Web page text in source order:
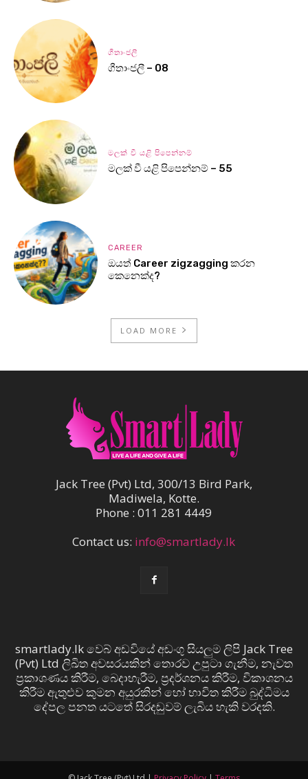
ගීතාංජලී
ගීතාංජලී – 08
මලක් වී යළි පිපෙන්නම්
මලක් වී යළි පිපෙන්නම් – 55
CAREER
ඔයත් Career zigzagging කරන
කෙනෙක්ද?
LOAD MORE
Jack Tree (Pvt) Ltd, 300/13 Bird Park,
Madiwela, Kotte.
Phone : 011 281 4449
Contact us: info@smartlady.lk
smartlady.lk වෙබ් අඩවියේ අඩංගු සියලුම ලිපි Jack Tree
(Pvt) Ltd ලිඛිත අවසරයකින් තොරව උපුටා ගැනීම, නැවත
ප්‍රකාශණය කිරීම, බෙදාහැරීම, ප්‍රදර්ශනය කිරීම, විකාශනය
කිරීම ඇතුළුව කුමන අයුරකින් හෝ භාවිත කිරීම බුද්ධිමය
දේපල පනත යටතේ සිරදඬුවම් ලැබිය හැකි වරදකි.